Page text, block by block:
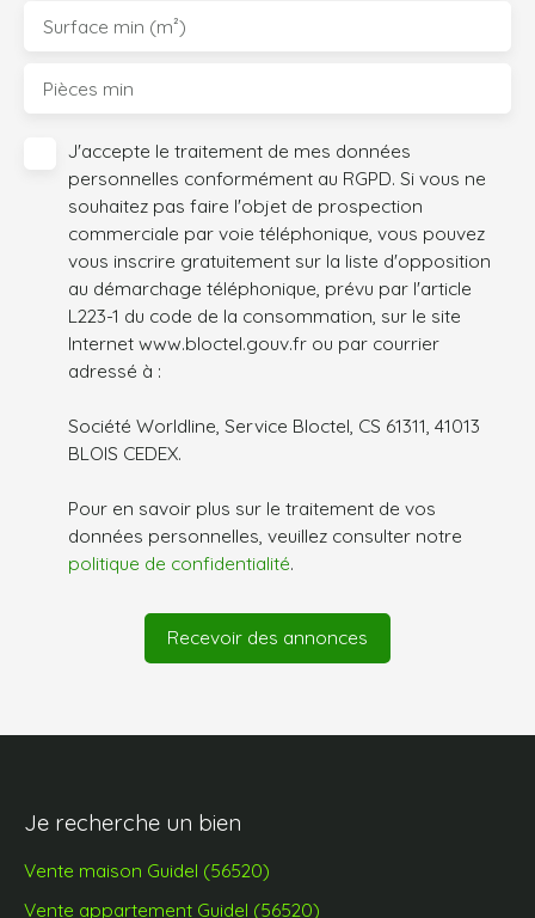
Surface min (m²)
Pièces min
J'accepte le traitement de mes données
personnelles conformément au RGPD. Si vous ne
souhaitez pas faire l'objet de prospection
commerciale par voie téléphonique, vous pouvez
vous inscrire gratuitement sur la liste d'opposition
au démarchage téléphonique, prévu par l'article
L223-1 du code de la consommation, sur le site
Internet www.bloctel.gouv.fr ou par courrier
adressé à :
Société Worldline, Service Bloctel, CS 61311, 41013
BLOIS CEDEX.
Pour en savoir plus sur le traitement de vos
données personnelles, veuillez consulter notre
politique de confidentialité.
Recevoir des annonces
Je recherche un bien
Vente maison Guidel (56520)
Vente appartement Guidel (56520)